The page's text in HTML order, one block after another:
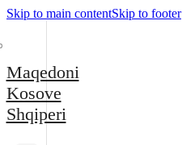
Skip to main contentSkip to footer
Maqedoni
Kosove
Shqiperi